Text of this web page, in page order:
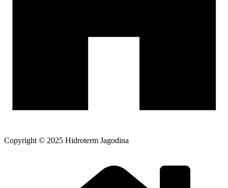
Copyright © 2025 Hidroterm Jagodina